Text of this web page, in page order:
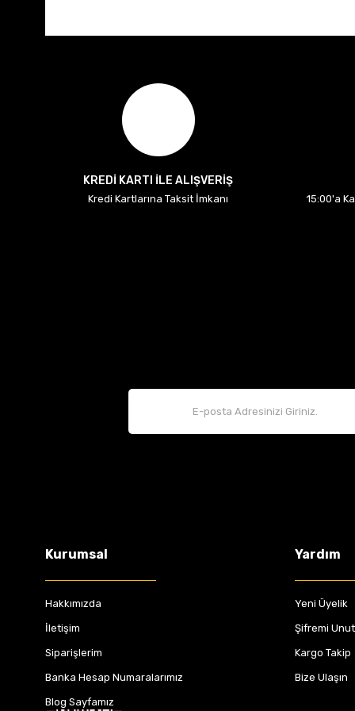
KREDİ KARTI İLE ALIŞVERİŞ
Kredi Kartlarına Taksit İmkanı
15:00'a
Kurumsal
Hakkımızda
İletişim
Siparişlerim
Banka Hesap Numaralarımız
Blog Sayfamız
Yardım
Yeni Üyelik
Şifremi
Kargo Takip
Bize Ulaşın